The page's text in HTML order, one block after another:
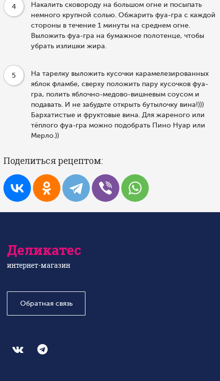
4
Накалить сковороду на большом огне и посыпать
немного крупной солью. Обжарить фуа-гра с каждой
стороны в течение 1 минуты на среднем огне.
Выложить фуа-гра на бумажное полотенце, чтобы
убрать излишки жира.
5
На тарелку выложить кусочки карамелезированных
яблок фламбе, сверху положить пару кусочков фуа-
гра, полить яблочно-медово-вишневым соусом и
подавать. И не забудьте открыть бутылочку вина!)))
Бархатистые и фруктовые вина. Для жареного или
тёплого фуа-гра можно подобрать Пино Нуар или
Мерло.))
Поделиться рецептом:
Деликатес
интернет-магазин
Обратная связь